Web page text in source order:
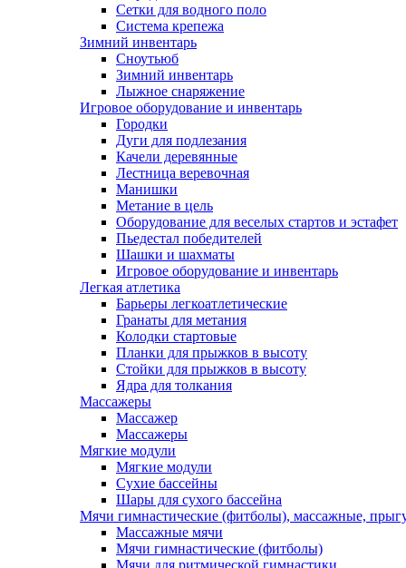
Сетки для водного поло
Система крепежа
Зимний инвентарь
Сноутьюб
Зимний инвентарь
Лыжное снаряжение
Игровое оборудование и инвентарь
Городки
Дуги для подлезания
Качели деревянные
Лестница веревочная
Манишки
Метание в цель
Оборудование для веселых стартов и эстафет
Пьедестал победителей
Шашки и шахматы
Игровое оборудование и инвентарь
Легкая атлетика
Барьеры легкоатлетические
Гранаты для метания
Колодки стартовые
Планки для прыжков в высоту
Стойки для прыжков в высоту
Ядра для толкания
Массажеры
Массажер
Массажеры
Мягкие модули
Мягкие модули
Сухие бассейны
Шары для сухого бассейна
Мячи гимнастические (фитболы), массажные,
Массажные мячи
Мячи гимнастические (фитболы)
Мячи для ритмической гимнастики